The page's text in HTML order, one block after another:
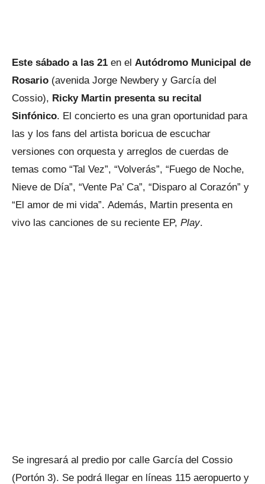
Este sábado a las 21 en el Autódromo Municipal de
Rosario (avenida Jorge Newbery y García del
Cossio), Ricky Martin presenta su recital
Sinfónico. El concierto es una gran oportunidad para
las y los fans del artista boricua de escuchar
versiones con orquesta y arreglos de cuerdas de
temas como “Tal Vez”, “Volverás”, “Fuego de Noche,
Nieve de Día”, “Vente Pa’ Ca”, “Disparo al Corazón” y
“El amor de mi vida”. Además, Martin presenta en
vivo las canciones de su reciente EP, Play.
Se ingresará al predio por calle García del Cossio
(Portón 3). Se podrá llegar en líneas 115 aeropuerto y